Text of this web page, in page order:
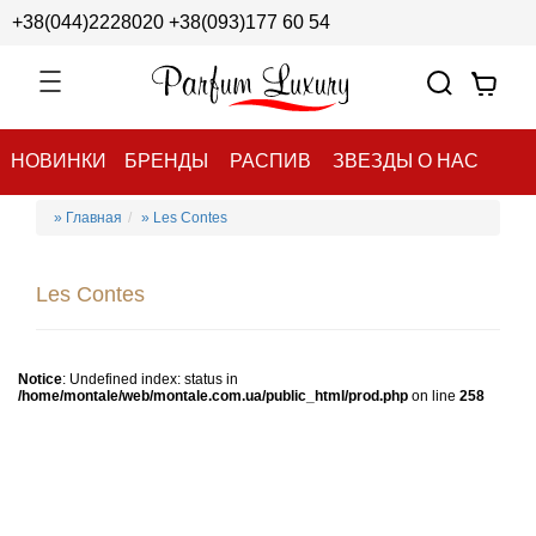
+38(044)2228020 +38(093)177 60 54
НОВИНКИ БРЕНДЫ РАСПИВ ЗВЕЗДЫ О НАС
» Главная » Les Contes
Les Contes
Notice: Undefined index: status in
/home/montale/web/montale.com.ua/public_html/prod.php on line 258